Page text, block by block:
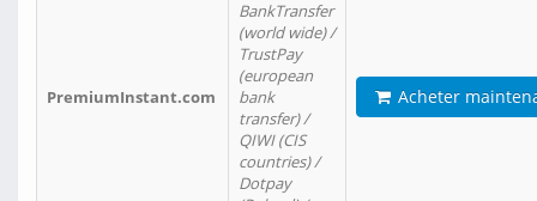
PremiumInstant.com
BankTransfer
(world wide) /
TrustPay
(european
bank
transfer) /
QIWI (CIS
countries) /
Dotpay
Acheter